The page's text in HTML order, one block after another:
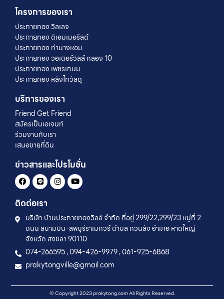
โครงการของเรา
ประกายทอง วิลเลจ
ประกายทอง ดิเอมเมอรัลด์
ประกายทอง ท่านางหอม
ประกายทอง วอเตอร์วิลล์ คลอง 10
ประกายทอง เพชรเกษม
ประกายทอง หลังไทวัสดุ
บริการของเรา
Friend Get Friend
สมัครเป็นเอเจนท์
ร่วมงานกับเรา
เสนอขายที่ดิน
ข่าวสารและโปรโมชั่น
ติดต่อเรา
บริษัท บ้านประกายทองวิลล์ จำกัด ที่อยู่ 299/22,299/23 หมู่ที่ 2
ถนน สนามบิน-ลพบุรีราเมศวร์ ตำบล ควนลัง อำเภอ หาดใหญ่
จังหวัด สงขลา 90110
074-266595 , 094-426-9979 , 061-925-6868
prakytongville@gmail.com
© Copyright 2023 prakytong.com All Rights Reserved.